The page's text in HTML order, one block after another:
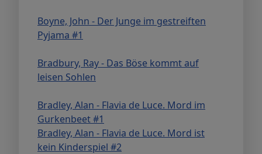
Boyne, John - Der Junge im gestreiften
Pyjama #1
Bradbury, Ray - Das Böse kommt auf
leisen Sohlen
Bradley, Alan - Flavia de Luce. Mord im
Gurkenbeet #1
Bradley, Alan - Flavia de Luce. Mord ist
kein Kinderspiel #2